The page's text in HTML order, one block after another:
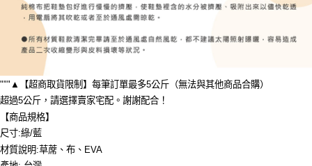
"""▲【超商取貨限制】每筆訂單最多5公斤（無法與其他商品合購）
超過5公斤，請選擇賣家宅配。謝謝配合！
【商品規格】
尺寸:綠/藍
材質說明:草蓆、布、EVA